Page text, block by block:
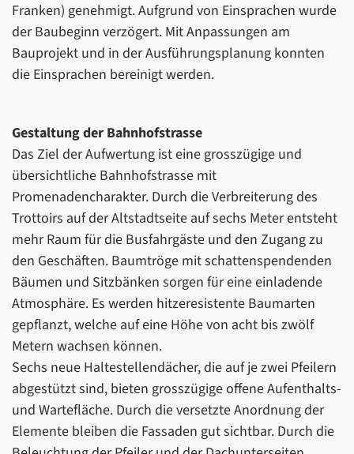
Franken) genehmigt. Aufgrund von Einsprachen wurde
der Baubeginn verzögert. Mit Anpassungen am
Bauprojekt und in der Ausführungsplanung konnten
die Einsprachen bereinigt werden.
Gestaltung der Bahnhofstrasse
Das Ziel der Aufwertung ist eine grosszügige und
übersichtliche Bahnhofstrasse mit
Promenadencharakter. Durch die Verbreiterung des
Trottoirs auf der Altstadtseite auf sechs Meter entsteht
mehr Raum für die Busfahrgäste und den Zugang zu
den Geschäften. Baumtröge mit schattenspendenden
Bäumen und Sitzbänken sorgen für eine einladende
Atmosphäre. Es werden hitzeresistente Baumarten
gepflanzt, welche auf eine Höhe von acht bis zwölf
Metern wachsen können.
Sechs neue Haltestellendächer, die auf je zwei Pfeilern
abgestützt sind, bieten grosszügige offene Aufenthalts-
und Wartefläche. Durch die versetzte Anordnung der
Elemente bleiben die Fassaden gut sichtbar. Durch die